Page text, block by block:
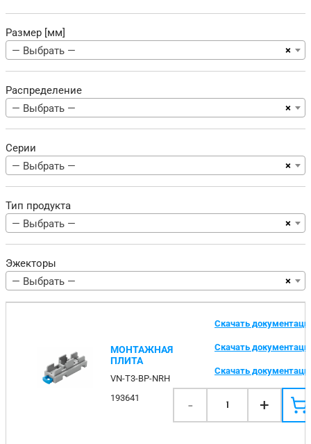
Размер [мм]
×
— Выбрать —
Распределение
×
— Выбрать —
Серии
×
— Выбрать —
Тип продукта
×
— Выбрать —
Эжекторы
×
— Выбрать —
МОНТАЖНАЯ
ПЛИТА
VN-T3-BP-NRH
193641
Скачать
Скачать
Скачать
- 1 +